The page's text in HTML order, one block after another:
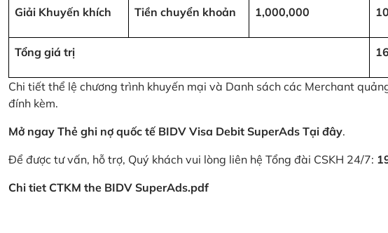
Giải Khuyến khích Tiền chuyển khoản 1,000,000 10
Tổng giá trị 16
Chi tiết thể lệ chương trình khuyến mại và Danh sách các Merchant
đính kèm.
Mở ngay Thẻ ghi nợ quốc tế BIDV Visa Debit SuperAds Tại đây.
Để được tư vấn, hỗ trợ, Quý khách vui lòng liên hệ Tổng đài CSKH 24/7:
Chi tiet CTKM the BIDV SuperAds.pdf